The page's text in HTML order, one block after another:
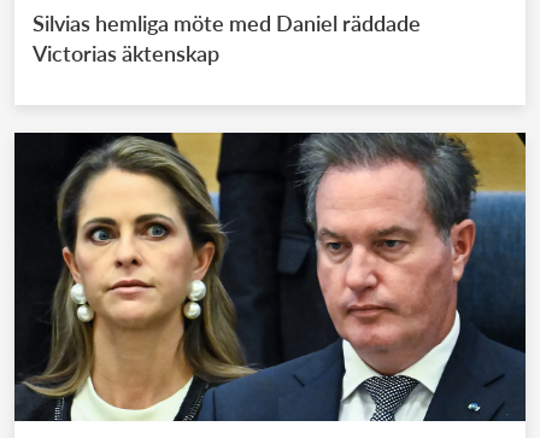
Silvias hemliga möte med Daniel räddade
Victorias äktenskap